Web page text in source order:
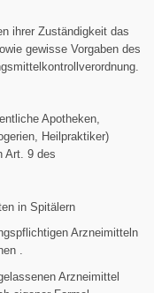
ihrer Zuständigkeit das
gewisse Vorgaben des
Apotheken,
Heilpraktiker)
Art. 9 des
in Spitälern
Arzneimitteln
.
Arzneimittel